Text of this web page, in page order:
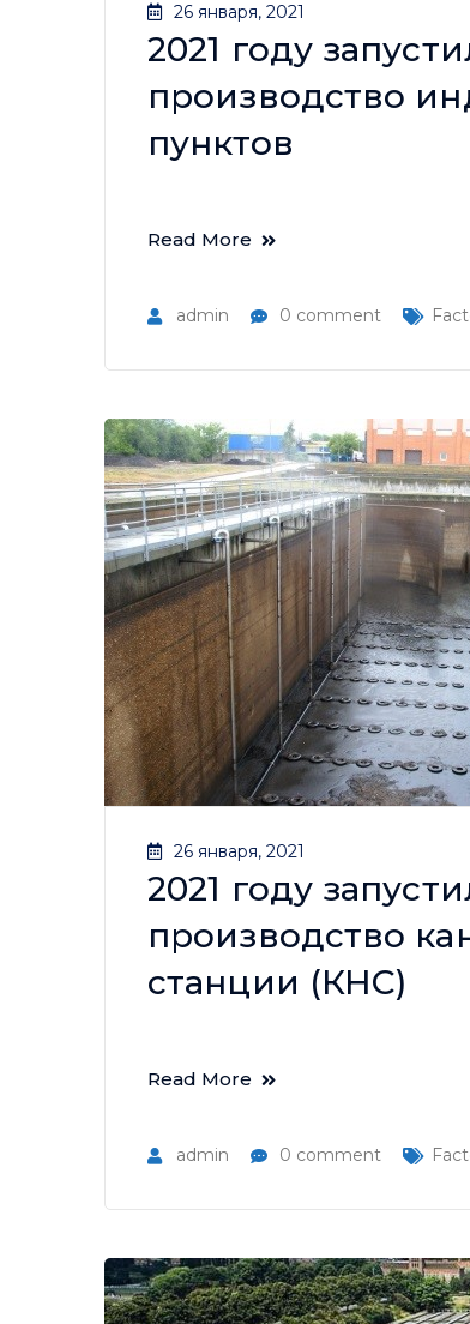
26 января, 2021
2021 году
производство
пунктов
Read More
admin 0 comment
26 января, 2021
2021 году
производство
станции (КНС)
Read More
admin 0 comment